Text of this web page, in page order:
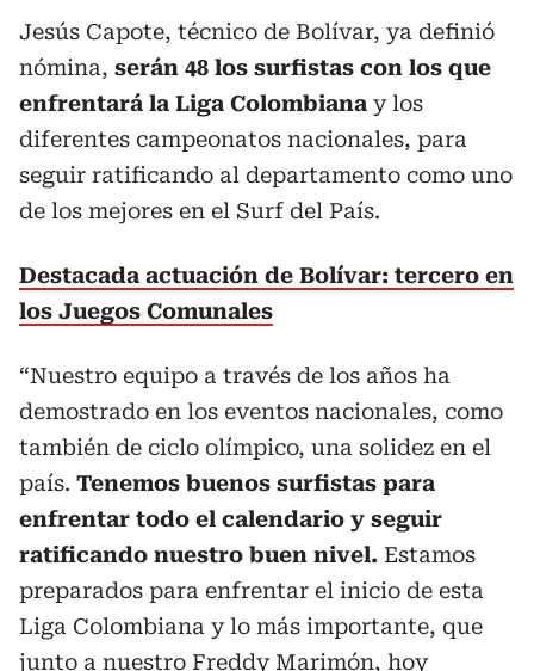
Jesús Capote, técnico de Bolívar, ya definió
nómina, serán 48 los surfistas con los que
enfrentará la Liga Colombiana y los
diferentes campeonatos nacionales, para
seguir ratificando al departamento como uno
de los mejores en el Surf del País.
Destacada actuación de Bolívar: tercero en
los Juegos Comunales
“Nuestro equipo a través de los años ha
demostrado en los eventos nacionales, como
también de ciclo olímpico, una solidez en el
país. Tenemos buenos surfistas para
enfrentar todo el calendario y seguir
ratificando nuestro buen nivel. Estamos
preparados para enfrentar el inicio de esta
Liga Colombiana y lo más importante, que
junto a nuestro Freddy Marimón, hoy